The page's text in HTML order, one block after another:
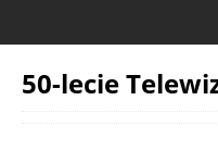
50-lecie